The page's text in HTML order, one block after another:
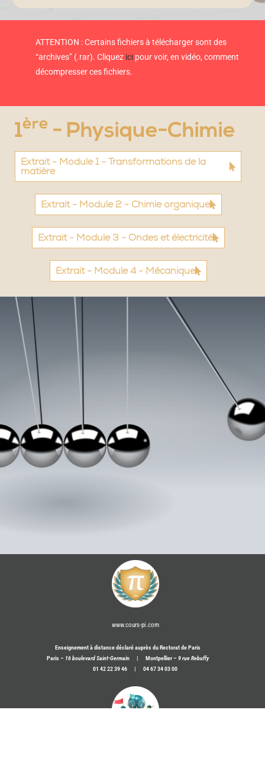
ATTENTION : Certains fichiers à télécharger sont des
“archives” (.rar). Cliquez ici pour voir, en vidéo, comment
décompresser ces fichiers.
1ère - Physique-Chimie
Extrait - Module 1 - Transformations de la
matière
Extrait - Module 2 - Chimie organique
Extrait - Module 3 - Ondes et électricité
Extrait - Module 4 - Mécanique
www.cours-pi.com
Enseignement à distance déclaré auprès du Rectorat de Paris
Paris – 16 boulevard Saint-Germain | Montpellier – 9 rue Rebuffy
01 42 22 39 46 | 04 67 34 03 00